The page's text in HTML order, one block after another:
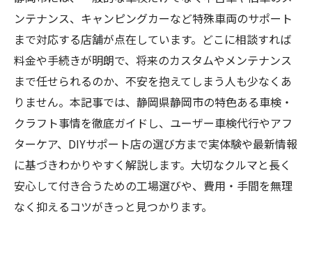
ンテナンス、キャンピングカーなど特殊車両のサポート
まで対応する店舗が点在しています。どこに相談すれば
料金や手続きが明朗で、将来のカスタムやメンテナンス
まで任せられるのか、不安を抱えてしまう人も少なくあ
りません。本記事では、静岡県静岡市の特色ある車検・
クラフト事情を徹底ガイドし、ユーザー車検代行やアフ
ターケア、DIYサポート店の選び方まで実体験や最新情報
に基づきわかりやすく解説します。大切なクルマと長く
安心して付き合うための工場選びや、費用・手間を無理
なく抑えるコツがきっと見つかります。